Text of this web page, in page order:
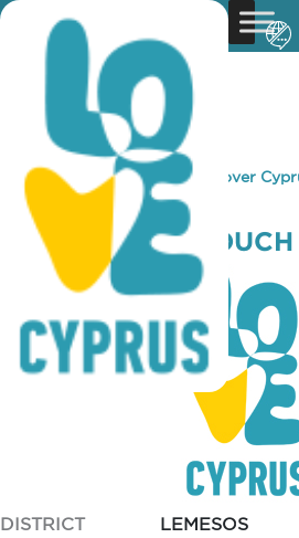
You are here: Home »Discover
DASH BISTRO TOUCH
DASH BISTRO TOUCH
DISTRICT
LEMESOS